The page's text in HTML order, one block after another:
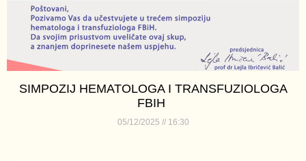
SIMPOZIJ HEMATOLOGA I TRANSFUZIOLOGA
FBIH
05/12/2025 16:30